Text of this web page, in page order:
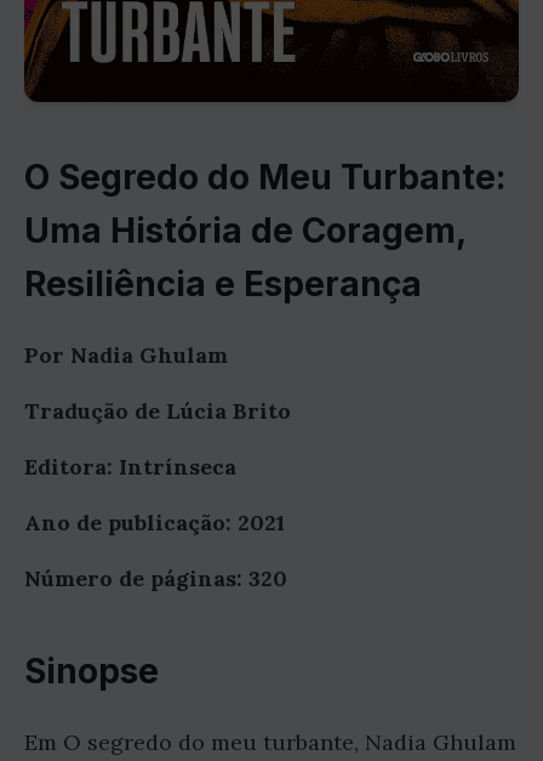
O Segredo do Meu Turbante:
Uma História de Coragem,
Resiliência e Esperança
Por Nadia Ghulam
Tradução de Lúcia Brito
Editora: Intrínseca
Ano de publicação: 2021
Número de páginas: 320
Sinopse
Em O segredo do meu turbante, Nadia Ghulam